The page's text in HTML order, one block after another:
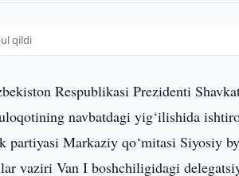
qildi
Respublikasi Prezidenti
navbatdagi yig‘ilishida
Markaziy qo‘mitasi Siyosiy
vaziri Van I boshchiligidagi